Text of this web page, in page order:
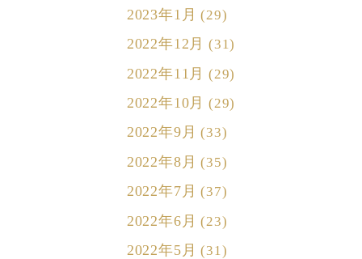
2023年1月 (29)
2022年12月 (31)
2022年11月 (29)
2022年10月 (29)
2022年9月 (33)
2022年8月 (35)
2022年7月 (37)
2022年6月 (23)
2022年5月 (31)